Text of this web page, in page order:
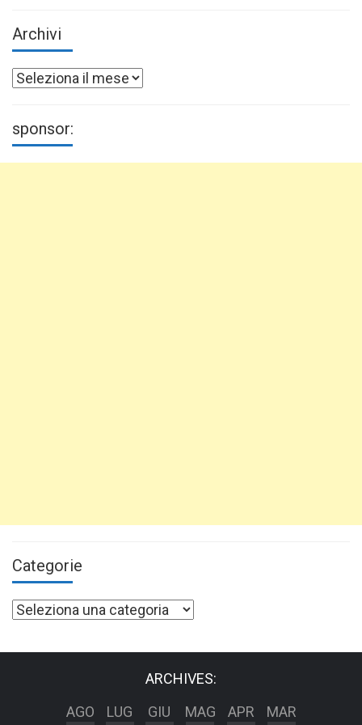
Archivi
Archivi
sponsor:
Categorie
Categorie
ARCHIVES:
AGO
LUG GIU MAG APR MAR